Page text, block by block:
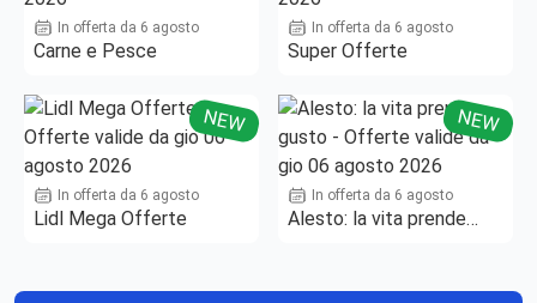
In offerta da 6 agosto
Carne e Pesce
In offerta da 6 agosto
Super Offerte
NEW
In offerta da 6 agosto
Lidl Mega Offerte
NEW
In offerta da 6 agosto
Alesto: la vita prende